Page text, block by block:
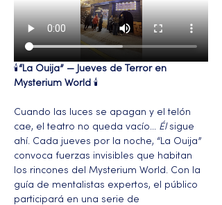
🕯️“La Ouija” — Jueves de Terror en
Mysterium World 🕯️
Cuando las luces se apagan y el telón
cae, el teatro no queda vacío... Él sigue
ahí. Cada jueves por la noche, “La Ouija”
convoca fuerzas invisibles que habitan
los rincones del Mysterium World. Con la
guía de mentalistas expertos, el público
participará en una serie de